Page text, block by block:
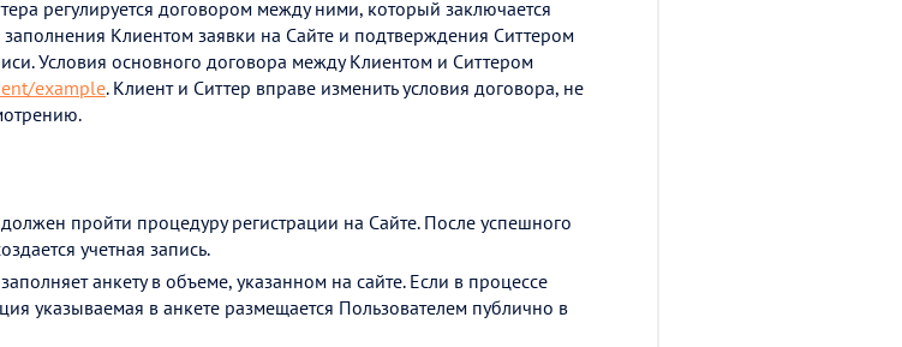
регулируется договором между ними, который заключается
Клиентом заявки на Сайте и подтверждения Ситтером
Условия основного договора между Клиентом и Ситтером
example. Клиент и Ситтер вправе изменить условия договора, не
пройти процедуру регистрации на Сайте. После успешного
учетная запись.
анкету в объеме, указанном на сайте. Если в процессе
указываемая в анкете размещается Пользователем публично в